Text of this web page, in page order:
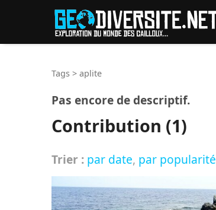
Tags > aplite
Pas encore de descriptif.
Contribution (1)
Trier : par date, par popularité